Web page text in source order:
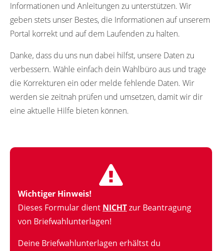
Informationen und Anleitungen zu unterstützen. Wir
geben stets unser Bestes, die Informationen auf unserem
Portal korrekt und auf dem Laufenden zu halten.
Danke, dass du uns nun dabei hilfst, unsere Daten zu
verbessern. Wähle einfach dein Wahlbüro aus und trage
die Korrekturen ein oder melde fehlende Daten. Wir
werden sie zeitnah prüfen und umsetzen, damit wir dir
eine aktuelle Hilfe bieten können.
Wichtiger Hinweis!
Dieses Formular dient NICHTzur Beantragung
von Briefwahlunterlagen!
Deine Briefwahlunterlagen erhältst du